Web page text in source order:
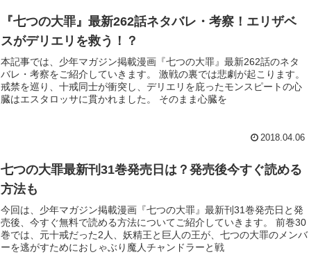
『七つの大罪』最新262話ネタバレ・考察！エリザベ
スがデリエリを救う！？
本記事では、少年マガジン掲載漫画『七つの大罪』最新262話のネタ
バレ・考察をご紹介していきます。 激戦の裏では悲劇が起こります。
戒禁を巡り、十戒同士が衝突し、デリエリを庇ったモンスピートの心
臓はエスタロッサに貫かれました。 そのまま心臓を
2018.04.06
七つの大罪最新刊31巻発売日は？発売後今すぐ読める
方法も
今回は、少年マガジン掲載漫画『七つの大罪』最新刊31巻発売日と発
売後、今すぐ無料で読める方法についてご紹介していきます。 前巻30
巻では、元十戒だった2人、妖精王と巨人の王が、七つの大罪のメンバ
ーを逃がすためにおしゃぶり魔人チャンドラーと戦